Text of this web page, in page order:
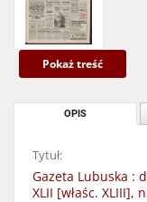
Pokaż treść
OPIS
Tytuł:
Gazeta Lubuska :
XLII [właśc. XLIII],